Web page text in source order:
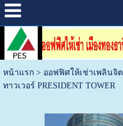
หน้าแรก> ออฟฟิศให้เช่าเพลินจิต
ทาวเวอร์ PRESIDENT TOWER